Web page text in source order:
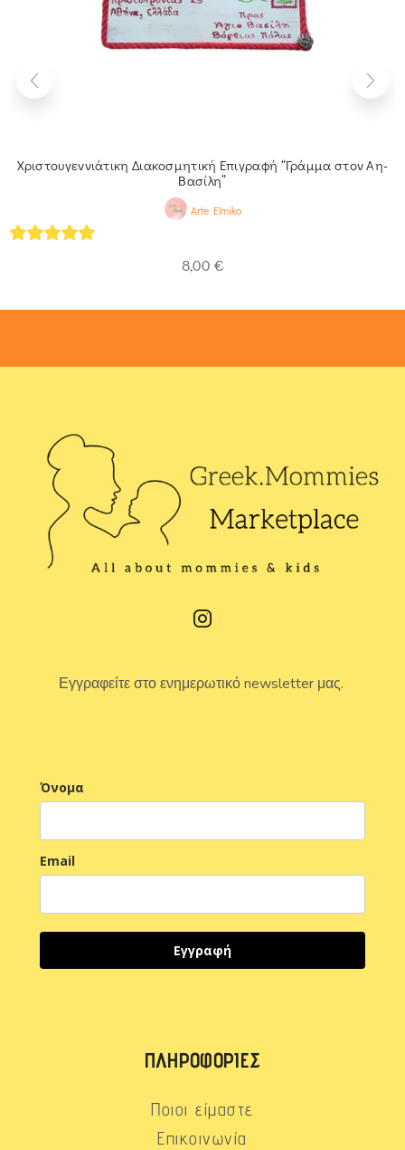
Χριστουγεννιάτικη Διακοσμητική Επιγραφή “Γράμμα στον Αη-
Βασίλη”
Arte Elmiko
8,00 €
Εγγραφείτε στο ενημερωτικό newsletter μας.
Όνομα
Email
Εγγραφή
ΠΛΗΡΟΦΟΡΊΕΣ
Ποιοι είμαστε
Επικοινωνία